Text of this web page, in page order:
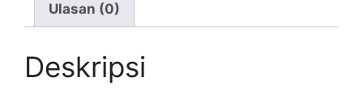
Ulasan (0)
Deskripsi